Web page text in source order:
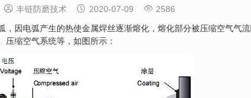
 丰链防磨技术  2020-07-09  2586
，因电弧产生的热使金属焊丝逐渐熔化，熔化部分被压缩空气气
缩空气系统等，如图所示：